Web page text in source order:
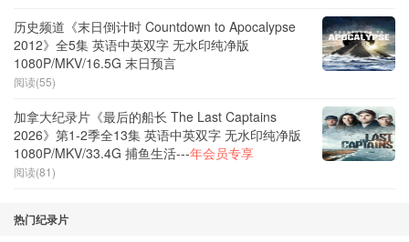
历史频道《末日倒计时 Countdown to Apocalypse
2012》全5集 英语中英双字 无水印纯净版
1080P/MKV/16.5G 末日预言
阅读(55)
加拿大纪录片《最后的船长 The Last Captains
2026》第1-2季全13集 英语中英双字 无水印纯净版
1080P/MKV/33.4G 捕鱼生活---年会员专享
阅读(81)
热门纪录片